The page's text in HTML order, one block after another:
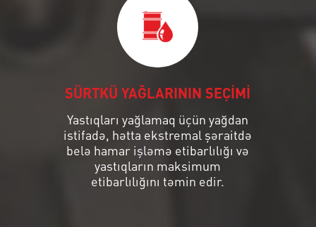
SÜRTKÜ YAĞLARININ SEÇİMİ
Yastıqları yağlamaq üçün yağdan
istifadə, hətta ekstremal şəraitdə
belə hamar işləmə etibarlılığı və
yastıqların maksimum
etibarlılığını təmin edir.